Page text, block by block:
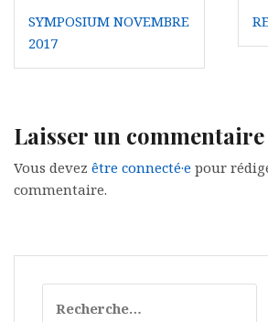
N
a
i
g
a
SYMPOSIUM NOVEMBRE
2017
Laisser un commentaire
Vous devez être connecté·e pour
commentaire.